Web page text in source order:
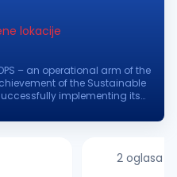
lokacije
– an operational arm of the
of the Sustainable
implementing its
2 oglasa